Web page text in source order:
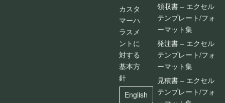
カスタ
マーハ
ラスメ
ントに
対する
基本方
針
English
領収書 – エクセル
テンプレート/フォ
ーマット集
発注書 – エクセル
テンプレート/フォ
ーマット集
見積書 – エクセル
テンプレート/フォ